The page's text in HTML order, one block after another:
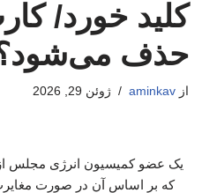
کلید خورد/
حذف
از aminkav ژوئن 29, 2026
یک عضو کمیسیون انرژی مجلس
که بر اساس آن در صورت